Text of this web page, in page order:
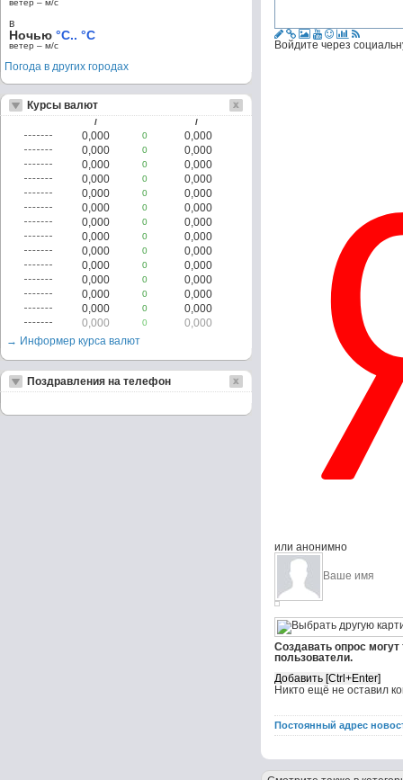
Войдите через
или анонимно
Создавать опрос
пользователи.
Никто ещё не оставил
Постоянный адрес
ветер – м/c
в
Ночью °C.. °C
ветер – м/c
Погода в других городах
Курсы валют
/ /
0,000 0
0,000
0,000
0
0,000
0,000
0
0,000
0,000
0
0,000
0,000
0
0,000
0,000
0
0,000
0,000
0
0,000
0,000
0
0,000
0,000
0
0,000
0,000
0
0,000
0,000
0
0,000
0,000
0
0,000
0,000
0
0,000
0,000
0
0,000
→ Информер курса валют
Поздравления на телефон